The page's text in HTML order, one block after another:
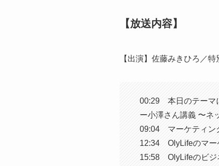
【放送内容】
【出演】佐藤みきひろ／
00:29 本日のテーマ
ー小澤さん講義 〜ネ
09:04 マーケティン
12:34 OlyLifeのマー
15:58 OlyLifeのビジ